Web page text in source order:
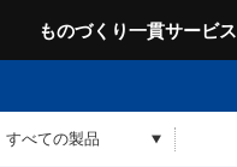
ものづくり一貫サービス